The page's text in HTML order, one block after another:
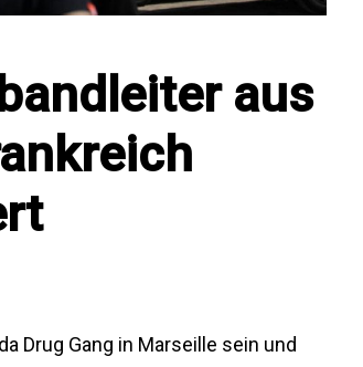
aus
Drug Gang in Marseille sein und